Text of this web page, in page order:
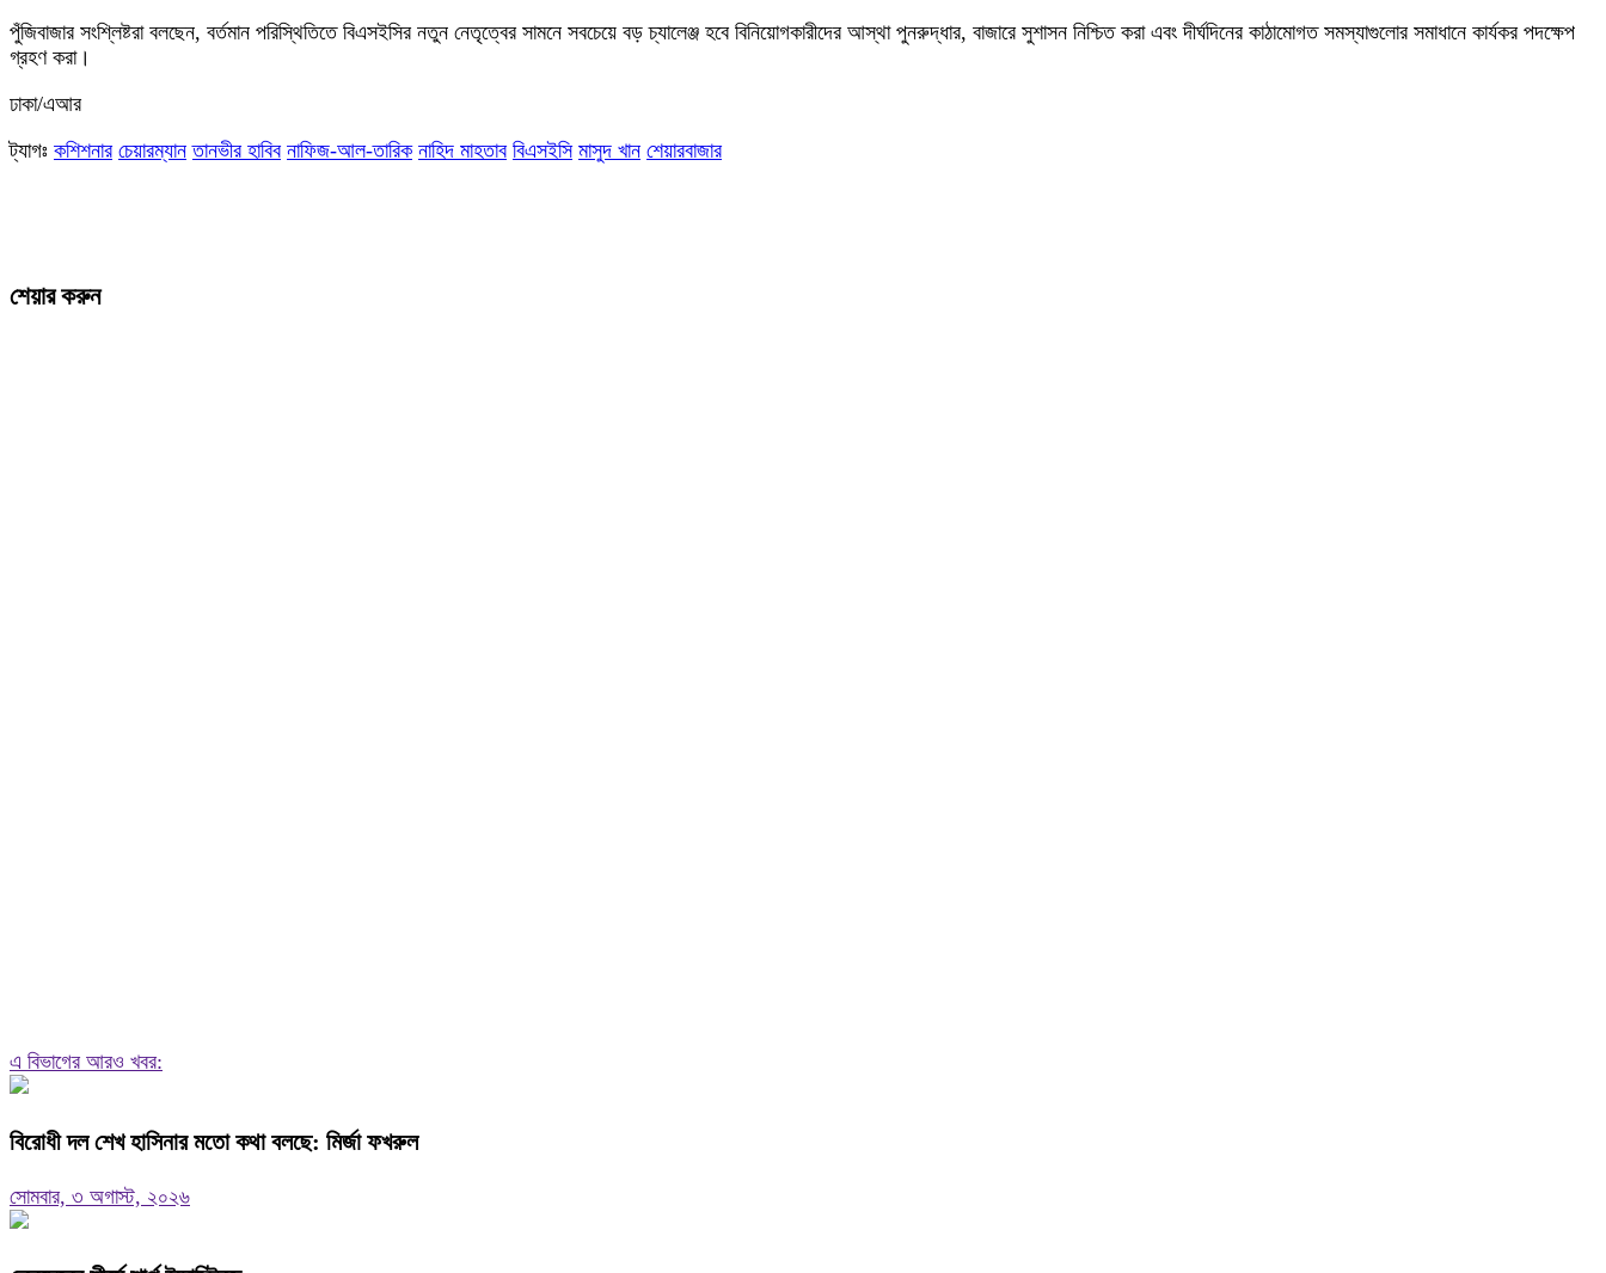
পুঁজিবাজার সংশ্লিষ্টরা বলছেন, বর্তমান পরিস্থিতিতে বিএসইসির নতুন নেতৃত্বের সামনে সবচেয়ে বড় চ্যালেঞ্জ হবে বিনিয়োগকারীদের আস্থা পুনরুদ্ধার, বাজারে সুশাসন নিশ্চিত করা এবং দীর্ঘদিনের কাঠামোগত সমস্যাগুলোর সমাধানে কার্যকর পদক্ষেপ
গ্রহণ করা।
ঢাকা/এআর
ট্যাগঃ কশিশনার চেয়ারম্যান তানভীর হাবিব নাফিজ-আল-তারিক নাহিদ মাহতাব বিএসইসি মাসুদ খান শেয়ারবাজার
শেয়ার করুন
এ বিভাগের আরও খবর:
বিরোধী দল শেখ হাসিনার মতো কথা বলছে: মির্জা ফখরুল
সোমবার, ৩ অগাস্ট, ২০২৬